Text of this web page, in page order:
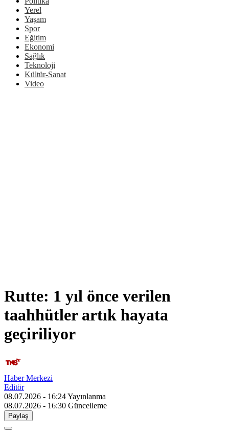
Yerel
Yaşam
Spor
Eğitim
Ekonomi
Sağlık
Teknoloji
Kültür-Sanat
Video
Rutte: 1 yıl önce verilen
taahhütler artık hayata
geçiriliyor
Haber Merkezi
Editör
08.07.2026 - 16:24Yayınlanma
08.07.2026 - 16:30 Güncelleme
Paylaş